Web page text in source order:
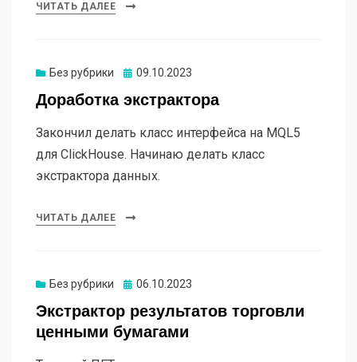
ЧИТАТЬ ДАЛЕЕ
Без рубрики Опубликовано
09.10.2023
Доработка экстрактора
Закончил делать класс интерфейса на MQL5
для ClickHouse. Начинаю делать класс
экстрактора данных.
ЧИТАТЬ ДАЛЕЕ
Без рубрики Опубликовано
06.10.2023
Экстрактор результатов торговли
ценными бумагами